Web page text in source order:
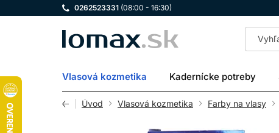
0262523331 (08:00 - 16:30)
LOMAX
Vlasová kozmetika Kadernícke potreby
Úvod Vlasová kozmetika Farby na vlasy